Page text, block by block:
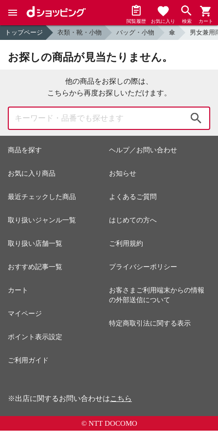
閲覧履歴 お気に入り 検索 カート
トップページ 衣類・靴・小物 バッグ・小物 傘 男女兼用
お探しの商品が見当たりません。
他の商品をお探しの際は、
こちらから再度お探しいただけます。
商品を探す
お気に入り商品
最近チェックした商品
取り扱いジャンル一覧
取り扱い店舗一覧
おすすめ記事一覧
カート
マイページ
ポイント表示設定
ご利用ガイド
ヘルプ／お問い合わせ
お知らせ
よくあるご質問
はじめての方へ
ご利用規約
プライバシーポリシー
お客さまご利用端末からの情報
の外部送信について
特定商取引法に関する表示
※出店に関するお問い合わせはこちら
© NTT DOCOMO